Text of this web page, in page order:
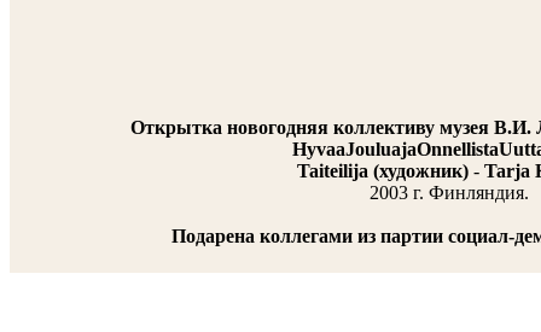
Открытка новогодняя коллективу музея В.И.
HyvaaJouluajaOnnellista
Taiteilija (художник)- Tarja
2003 г. Финляндия.
Подарена коллегами из партии социал-